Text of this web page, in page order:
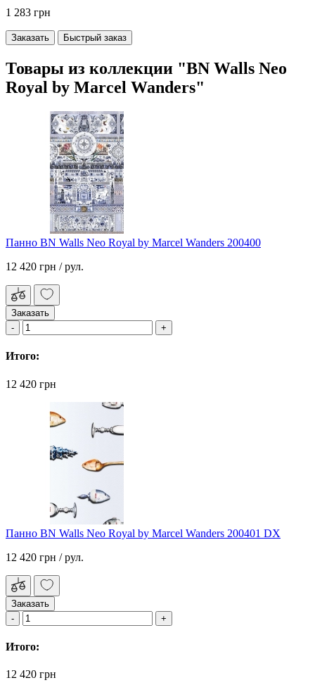
1 283 грн
Заказать Быстрый заказ
Товары из коллекции "BN Walls Neo
Royal by Marcel Wanders"
Панно BN Walls Neo Royal by Marcel Wanders 200400
12 420 грн / рул.
Заказать
Итого:
12 420 грн
Панно BN Walls Neo Royal by Marcel Wanders 200401 DX
12 420 грн / рул.
Заказать
Итого:
12 420 грн